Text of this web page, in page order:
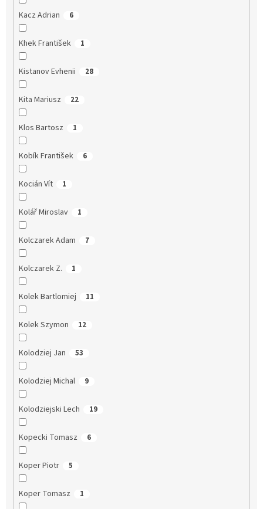
Kacz Adrian 6
Khek František 1
Kistanov Evhenii 28
Kita Mariusz 22
Klos Bartosz 1
Kobík František 6
Kocián Vít 1
Kolář Miroslav 1
Kolczarek Adam 7
Kolczarek Z. 1
Kolek Bartlomiej 11
Kolek Szymon 12
Kolodziej Jan 53
Kolodziej Michal 9
Kolodziejski Lech 19
Kopecki Tomasz 6
Koper Piotr 5
Koper Tomasz 1